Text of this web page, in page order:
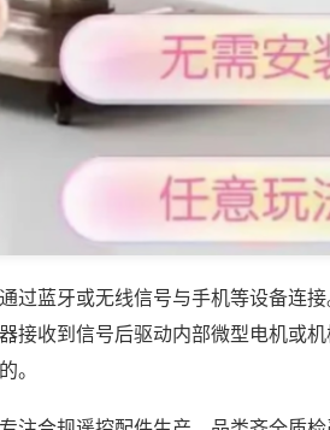
过蓝牙或无线信号与手机等设备连
接收到信号后驱动内部微型电机或
。